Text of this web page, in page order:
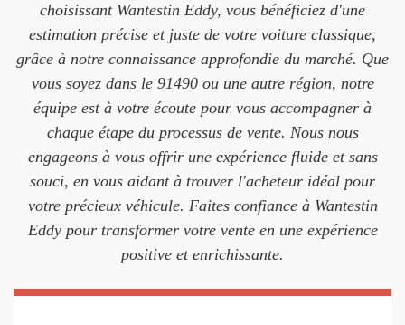
choisissant Wantestin Eddy, vous bénéficiez d'une
estimation précise et juste de votre voiture classique,
grâce à notre connaissance approfondie du marché. Que
vous soyez dans le 91490 ou une autre région, notre
équipe est à votre écoute pour vous accompagner à
chaque étape du processus de vente. Nous nous
engageons à vous offrir une expérience fluide et sans
souci, en vous aidant à trouver l'acheteur idéal pour
votre précieux véhicule. Faites confiance à Wantestin
Eddy pour transformer votre vente en une expérience
positive et enrichissante.